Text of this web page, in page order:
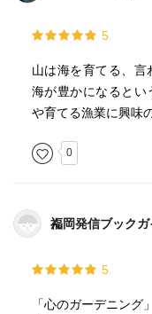
う製鉄技術者を連れ
キリシタンの里と
る。
5
山は海を育てる、
海が豊かになるとい
や育てる漁業に興味
0
福岡発信ブックガイド「心のガーデニング」さん
5
「心のガーデニング